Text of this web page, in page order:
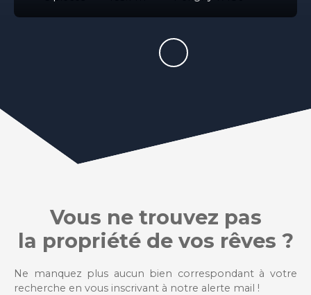
Vous ne trouvez pas
la propriété de vos rêves ?
Ne manquez plus aucun bien correspondant à votre
recherche en vous inscrivant à notre alerte mail !